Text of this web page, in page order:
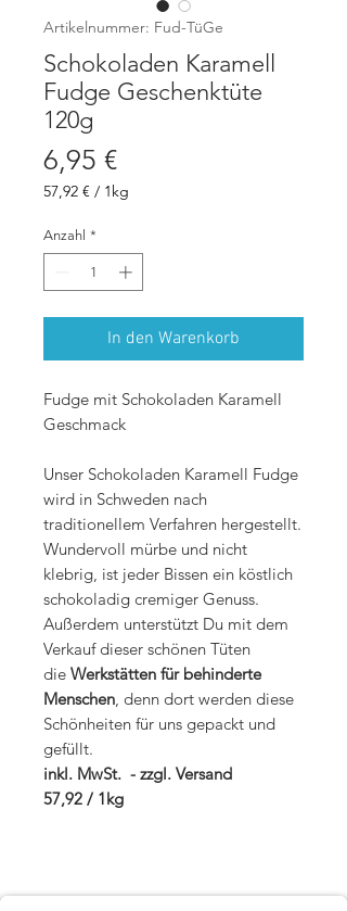
Artikelnummer: Fud-TüGe
Schokoladen Karamell
Fudge Geschenktüte
120g
6,95 €Preis
57,92 € / 1kg
pro
1
Kilogramm
Anzahl *
In den Warenkorb
Fudge mit Schokoladen Karamell
Geschmack
Unser Schokoladen Karamell Fudge
wird in Schweden nach
traditionellem Verfahren hergestellt.
Wundervoll mürbe und nicht
klebrig, ist jeder Bissen ein köstlich
schokoladig cremiger Genuss.
Außerdem unterstützt Du mit dem
Verkauf dieser schönen Tüten
die Werkstätten für behinderte
Menschen, denn dort werden diese
Schönheiten für uns gepackt und
gefüllt.
inkl. MwSt. - zzgl. Versand
57,92 / 1kg